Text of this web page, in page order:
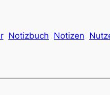
Notizbuch Notizen